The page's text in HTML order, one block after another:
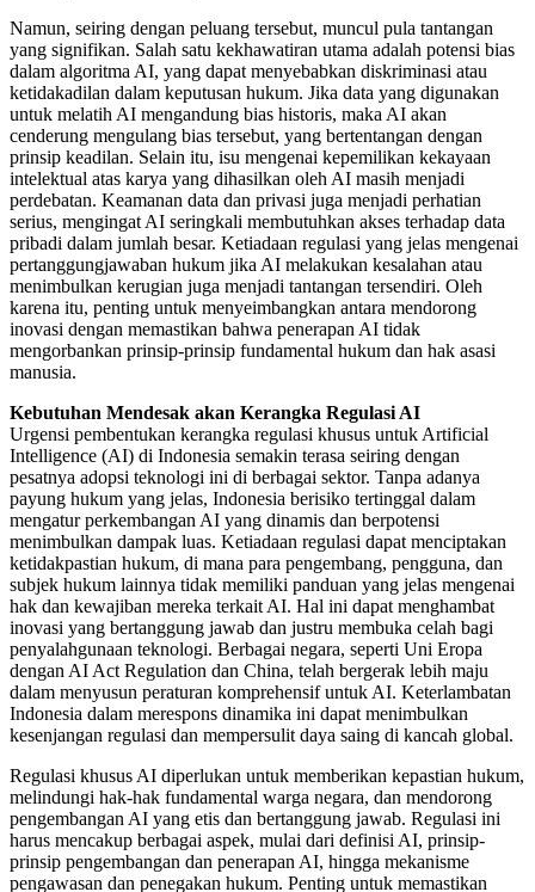
Namun, seiring dengan peluang tersebut, muncul pula tantangan
yang signifikan. Salah satu kekhawatiran utama adalah potensi bias
dalam algoritma AI, yang dapat menyebabkan diskriminasi atau
ketidakadilan dalam keputusan hukum. Jika data yang digunakan
untuk melatih AI mengandung bias historis, maka AI akan
cenderung mengulang bias tersebut, yang bertentangan dengan
prinsip keadilan. Selain itu, isu mengenai kepemilikan kekayaan
intelektual atas karya yang dihasilkan oleh AI masih menjadi
perdebatan. Keamanan data dan privasi juga menjadi perhatian
serius, mengingat AI seringkali membutuhkan akses terhadap data
pribadi dalam jumlah besar. Ketiadaan regulasi yang jelas mengenai
pertanggungjawaban hukum jika AI melakukan kesalahan atau
menimbulkan kerugian juga menjadi tantangan tersendiri. Oleh
karena itu, penting untuk menyeimbangkan antara mendorong
inovasi dengan memastikan bahwa penerapan AI tidak
mengorbankan prinsip-prinsip fundamental hukum dan hak asasi
manusia.
Kebutuhan Mendesak akan Kerangka Regulasi AI
Urgensi pembentukan kerangka regulasi khusus untuk Artificial
Intelligence (AI) di Indonesia semakin terasa seiring dengan
pesatnya adopsi teknologi ini di berbagai sektor. Tanpa adanya
payung hukum yang jelas, Indonesia berisiko tertinggal dalam
mengatur perkembangan AI yang dinamis dan berpotensi
menimbulkan dampak luas. Ketiadaan regulasi dapat menciptakan
ketidakpastian hukum, di mana para pengembang, pengguna, dan
subjek hukum lainnya tidak memiliki panduan yang jelas mengenai
hak dan kewajiban mereka terkait AI. Hal ini dapat menghambat
inovasi yang bertanggung jawab dan justru membuka celah bagi
penyalahgunaan teknologi. Berbagai negara, seperti Uni Eropa
dengan AI Act Regulation dan China, telah bergerak lebih maju
dalam menyusun peraturan komprehensif untuk AI. Keterlambatan
Indonesia dalam merespons dinamika ini dapat menimbulkan
kesenjangan regulasi dan mempersulit daya saing di kancah global.
Regulasi khusus AI diperlukan untuk memberikan kepastian hukum,
melindungi hak-hak fundamental warga negara, dan mendorong
pengembangan AI yang etis dan bertanggung jawab. Regulasi ini
harus mencakup berbagai aspek, mulai dari definisi AI, prinsip-
prinsip pengembangan dan penerapan AI, hingga mekanisme
pengawasan dan penegakan hukum. Penting untuk memastikan